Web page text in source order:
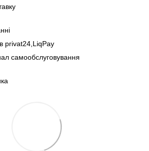
privat24,LiqPay
самообслуговування